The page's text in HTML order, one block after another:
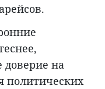
доверие на
политических